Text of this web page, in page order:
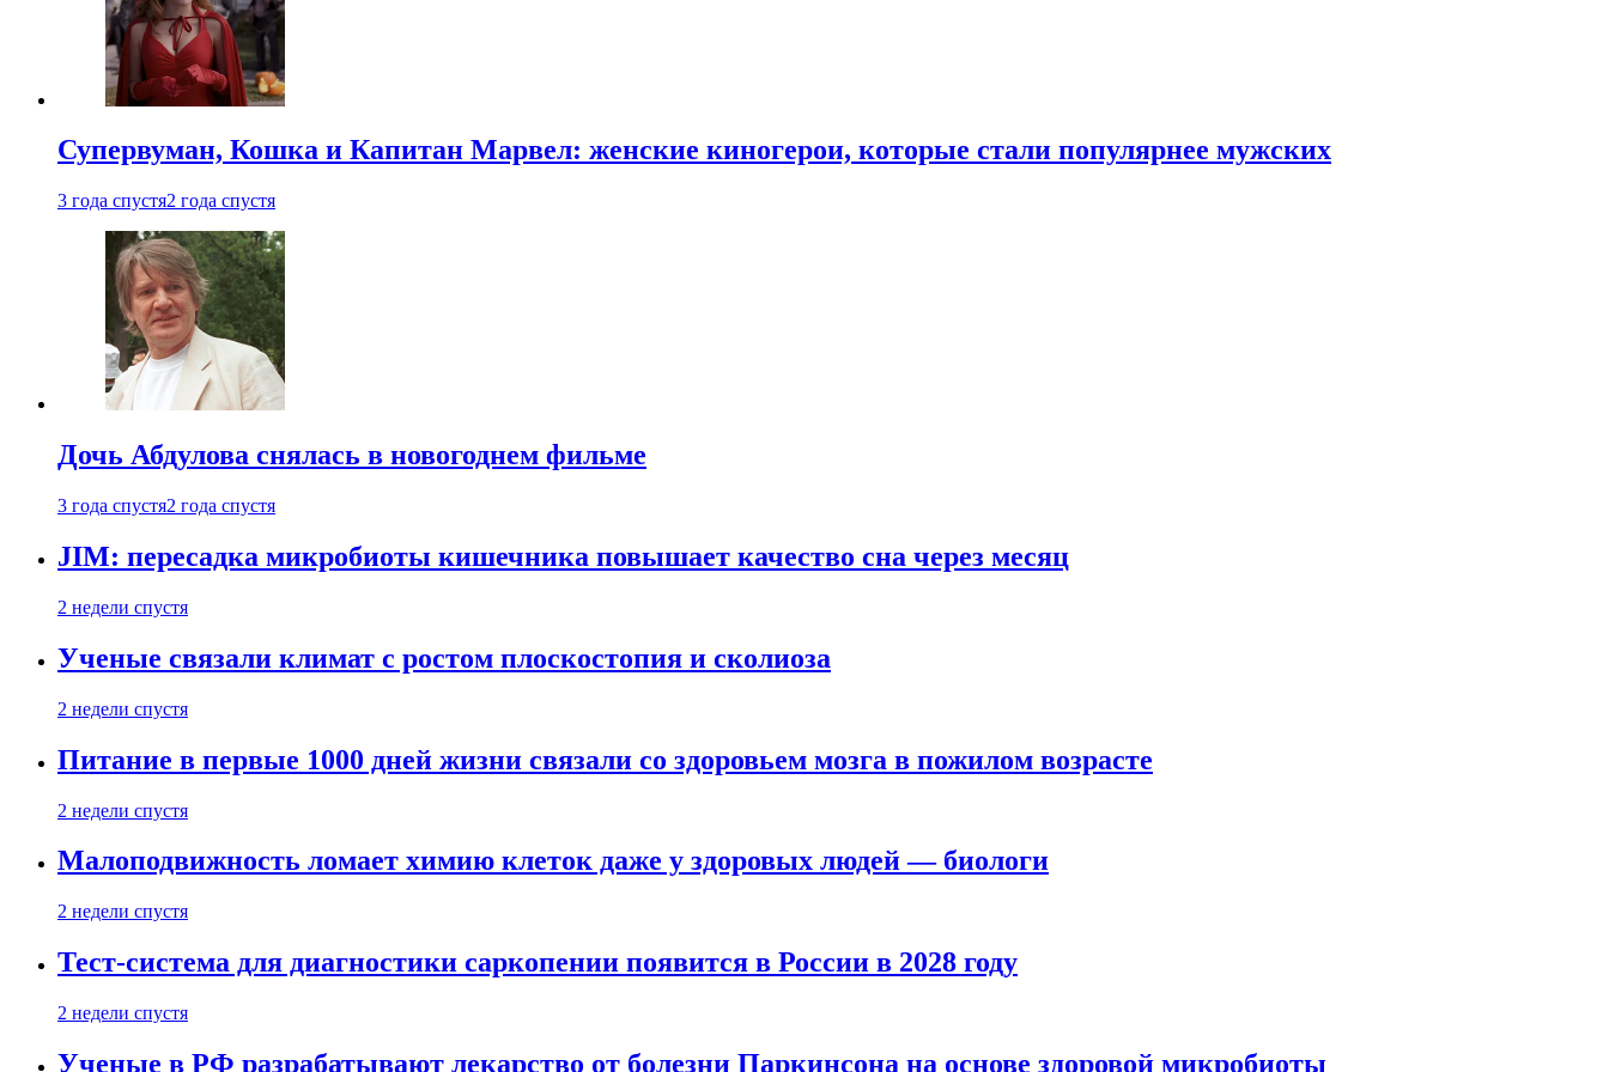
Супервуман, Кошка и Капитан Марвел: женские киногерои, которые стали популярнее мужских
3 года спустя2 года спустя
Дочь Абдулова снялась в новогоднем фильме
3 года спустя2 года спустя
JIM: пересадка микробиоты кишечника повышает качество сна через месяц
2 недели спустя
Ученые связали климат с ростом плоскостопия и сколиоза
2 недели спустя
Питание в первые 1000 дней жизни связали со здоровьем мозга в пожилом возрасте
2 недели спустя
Малоподвижность ломает химию клеток даже у здоровых людей — биологи
2 недели спустя
Тест-система для диагностики саркопении появится в России в 2028 году
2 недели спустя
Ученые в РФ разрабатывают лекарство от болезни Паркинсона на основе здоровой микробиоты